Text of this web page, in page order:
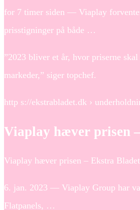
for 7 timer siden — Viaplay
prisstigninger på både …
”2023 bliver et år, hvor priserne
markeder,” siger topchef.
http s://ekstrabladet.dk ›
Viaplay hæver prisen
Viaplay hæver prisen – Ekstra Bladet
6. jan. 2023 — Viaplay Group har
Flatpanels, …